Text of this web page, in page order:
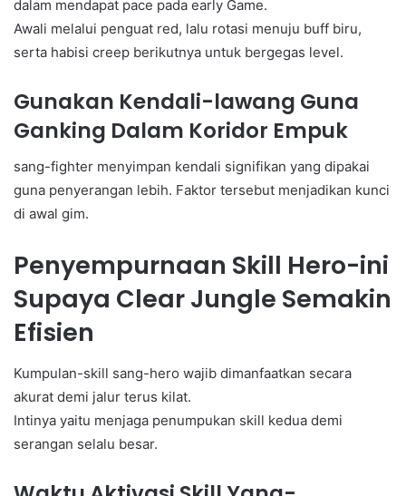
dalam mendapat pace pada early Game.
Awali melalui penguat red, lalu rotasi menuju buff biru,
serta habisi creep berikutnya untuk bergegas level.
Gunakan Kendali-lawang Guna
Ganking Dalam Koridor Empuk
sang-fighter menyimpan kendali signifikan yang dipakai
guna penyerangan lebih. Faktor tersebut menjadikan kunci
di awal gim.
Penyempurnaan Skill Hero-ini
Supaya Clear Jungle Semakin
Efisien
Kumpulan-skill sang-hero wajib dimanfaatkan secara
akurat demi jalur terus kilat.
Intinya yaitu menjaga penumpukan skill kedua demi
serangan selalu besar.